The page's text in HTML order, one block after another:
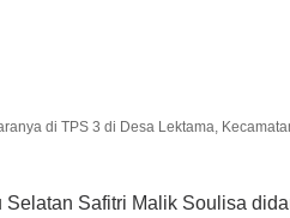
di TPS 3 di Desa Lektama,
Safitri Malik Soulisa